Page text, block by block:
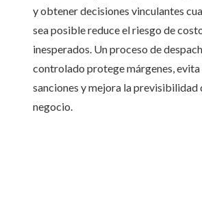
y obtener decisiones vinculantes
sea posible reduce el riesgo de
inesperados. Un proceso de
controlado protege márgenes, evita
sanciones y mejora la previsibilidad
negocio.